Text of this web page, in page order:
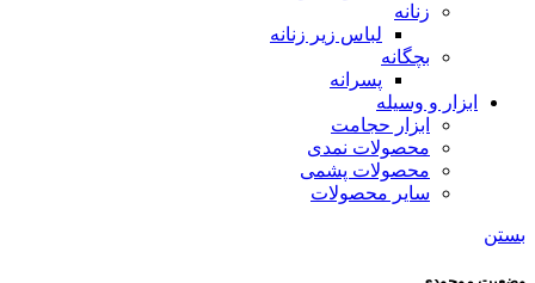
زنانه
لباس زیر زنانه
بچگانه
پسرانه
ابزار و وسیله
ابزار حجامت
محصولات نمدی
محصولات پشمی
سایر محصولات
بستن